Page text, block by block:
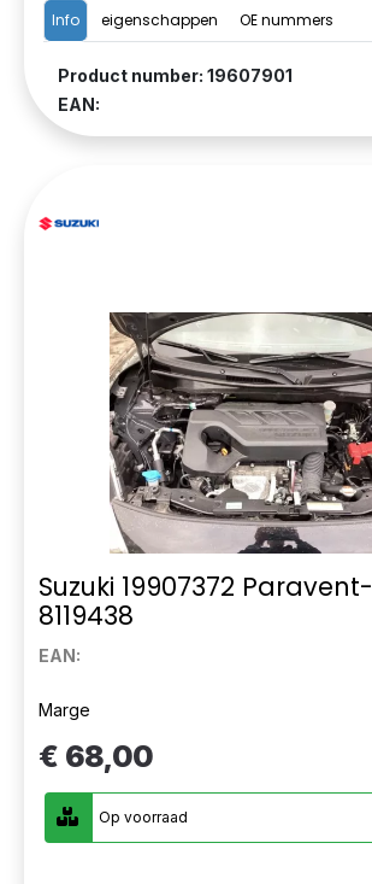
Info eigenschappen OE nummers
Product number: 19607901
EAN:
Suzuki 19907372 Paravent-
8119438
EAN:
Marge
€ 68,00
Op voorraad